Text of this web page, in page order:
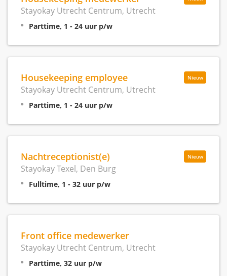
Stayokay Utrecht Centrum, Utrecht
Parttime, 1 - 24 uur p/w
Nieuw
Housekeeping employee
Stayokay Utrecht Centrum, Utrecht
Parttime, 1 - 24 uur p/w
Nieuw
Nachtreceptionist(e)
Stayokay Texel, Den Burg
Fulltime, 1 - 32 uur p/w
Front office medewerker
Stayokay Utrecht Centrum, Utrecht
Parttime, 32 uur p/w